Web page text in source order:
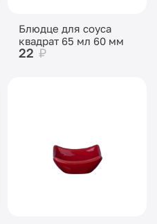
Блюдце для соуса
квадрат 65 мл 60 мм
22 ₽